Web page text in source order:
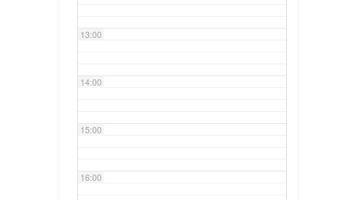
13:00
14:00
15:00
16:00